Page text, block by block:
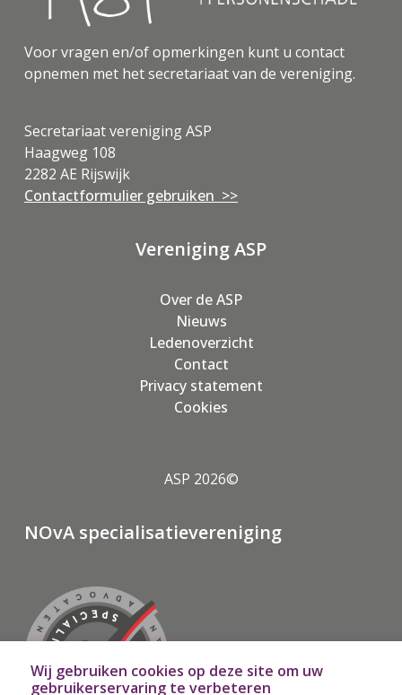
Voor vragen en/of opmerkingen kunt u contact
opnemen met het secretariaat van de vereniging.
Secretariaat vereniging ASP
Haagweg 108
2282 AE Rijswijk
Contactformulier gebruiken >>
Vereniging ASP
Over de ASP
Nieuws
Ledenoverzicht
Contact
Privacy statement
Cookies
ASP 2026©
NOvA specialisatievereniging
Wij gebruiken cookies op deze site om uw
gebruikerservaring te verbeteren